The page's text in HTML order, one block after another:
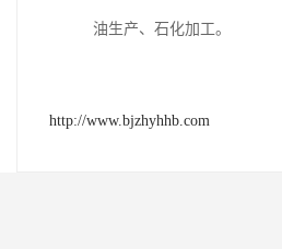
油生产、石化加工。
http://www.bjzhyhhb.com